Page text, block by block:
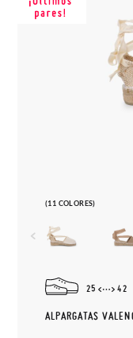
(11 COLORES)
25 42
ALPARGATAS